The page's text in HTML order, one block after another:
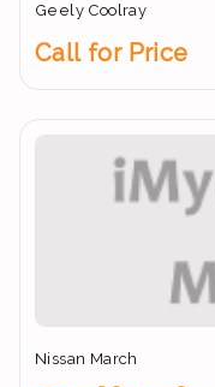
Geely Coolray
Call for Price
Nissan March